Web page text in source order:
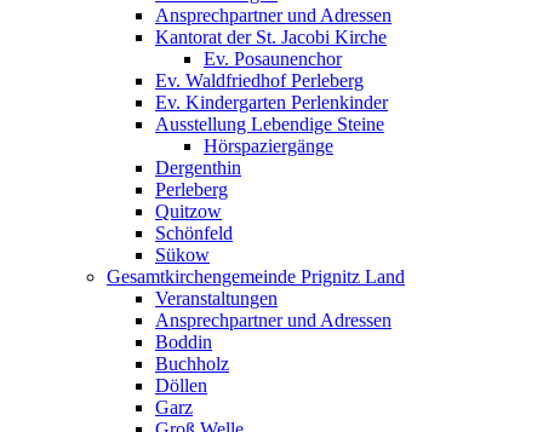
Ansprechpartner und Adressen
Kantorat der St. Jacobi Kirche
Ev. Posaunenchor
Ev. Waldfriedhof Perleberg
Ev. Kindergarten Perlenkinder
Ausstellung Lebendige Steine
Hörspaziergänge
Dergenthin
Perleberg
Quitzow
Schönfeld
Sükow
Gesamtkirchengemeinde Prignitz Land
Veranstaltungen
Ansprechpartner und Adressen
Boddin
Buchholz
Döllen
Garz